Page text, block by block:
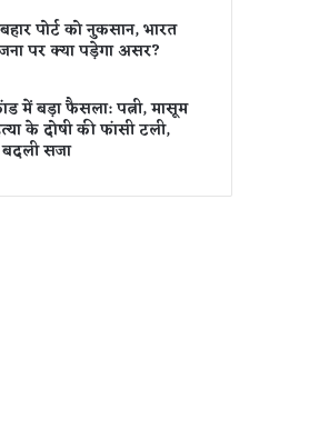
पोर्ट को नुकसान, भारत
पर क्या पड़ेगा असर?
में बड़ा फैसला: पत्नी, मासूम
के दोषी की फांसी टली,
बदली सजा